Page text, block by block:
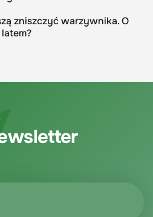
zniszczyć warzywnika. O